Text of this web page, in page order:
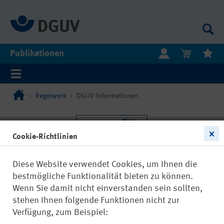
Publikationen
Regelwerk DGUV Informationen
Cookie-Richtlinien
Diese Website verwendet Cookies, um Ihnen die
bestmögliche Funktionalität bieten zu können.
Wenn Sie damit nicht einverstanden sein sollten,
stehen Ihnen folgende Funktionen nicht zur
Verfügung, zum Beispiel: